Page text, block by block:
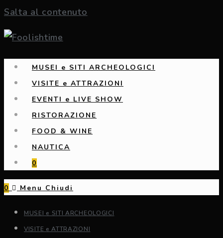
Salta al contenuto
MUSEI e SITI ARCHEOLOGICI
VISITE e ATTRAZIONI
EVENTI e LIVE SHOW
RISTORAZIONE
FOOD & WINE
NAUTICA
0
0 Menu Chiudi
MUSEI e SITI ARCHEOLOGICI
VISITE e ATTRAZIONI